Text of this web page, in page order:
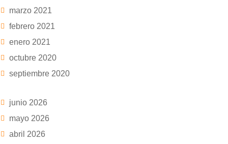
marzo 2021
febrero 2021
enero 2021
octubre 2020
septiembre 2020
junio 2026
mayo 2026
abril 2026